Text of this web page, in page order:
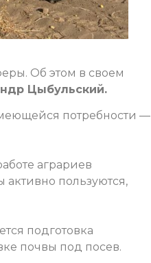
Об этом в своем
Цыбульский.
потребности —
аграриев
активно пользуются,
подготовка
почвы под посев.